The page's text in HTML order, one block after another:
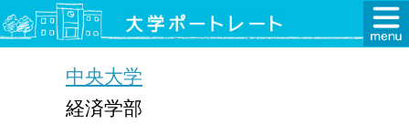
中央大学
経済学部